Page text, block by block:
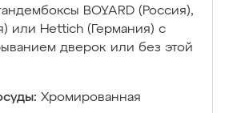
BOYARD (Россия),
или Hettich (Германия) с
дверок или без этой
Хромированная